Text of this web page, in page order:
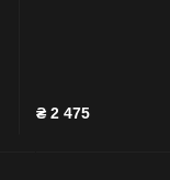
₴ 2 475